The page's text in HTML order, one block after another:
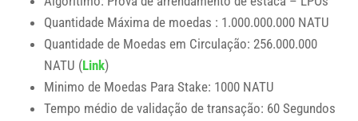
Quantidade Máxima de moedas : 1.000.000.000 NATU
Quantidade de Moedas em Circulação: 256.000.000
NATU (Link)
Minimo de Moedas Para Stake: 1000 NATU
Tempo médio de validação de transação: 60 Segundos